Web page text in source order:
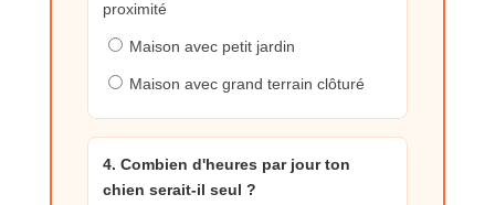
proximité
Maison avec petit jardin
Maison avec grand terrain clôturé
4. Combien d'heures par jour ton
chien serait-il seul ?